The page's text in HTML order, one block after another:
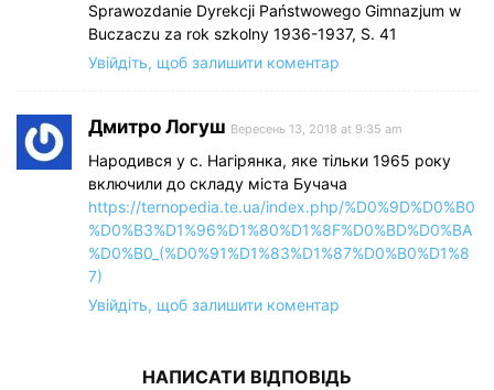
Sprawozdanie Dyrekcji Państwowego Gimnazjum w
Buczaczu za rok szkolny 1936-1937, S. 41
Увійдіть, щоб залишити коментар
Дмитро Логуш Вересень 13, 2018 at 9:35 am
Народився у с. Нагірянка, яке тільки 1965 року
включили до складу міста Бучача
https://ternopedia.te.ua/index.php/%D0%9D%D0%B0
%D0%B3%D1%96%D1%80%D1%8F%D0%BD%D0%BA
%D0%B0_(%D0%91%D1%83%D1%87%D0%B0%D1%8
7)
Увійдіть, щоб залишити коментар
НАПИСАТИ ВІДПОВІДЬ